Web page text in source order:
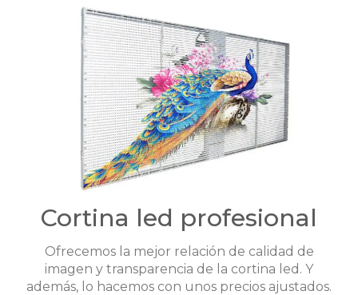
Cortina led profesional
Ofrecemos la mejor relación de calidad de
imagen y transparencia de la cortina led. Y
además, lo hacemos con unos precios ajustados.